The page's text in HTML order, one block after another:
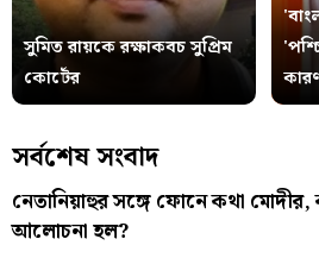
সুমিত রায়কে রক্ষাকবচ সুপ্রিম
কোর্টের
সর্বশেষ সংবাদ
নেতানিয়াহুর সঙ্গে ফোনে কথা মোদীর,
আলোচনা হল?